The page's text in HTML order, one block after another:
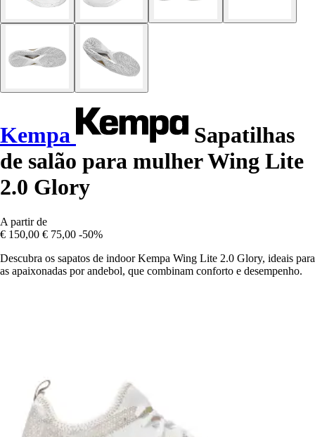
Kempa
Sapatilhas
de salão para mulher Wing Lite
2.0 Glory
A partir de
€ 150,00 € 75,00 -50%
Descubra os sapatos de indoor Kempa Wing Lite 2.0 Glory, ideais para
as apaixonadas por andebol, que combinam conforto e desempenho.